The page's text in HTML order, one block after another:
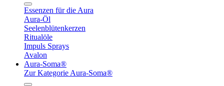
Essenzen für die Aura
Aura-Öl
Seelenblütenkerzen
Ritualöle
Impuls Sprays
Avalon
Aura-Soma®
Zur Kategorie Aura-Soma®